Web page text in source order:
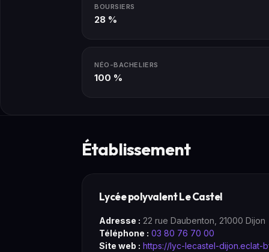
BOURSIERS
28 %
NÉO-BACHELIERS
100 %
Établissement
Lycée polyvalent Le Castel
Adresse : 22 rue Daubenton, 21000 Dijon
Téléphone : 03 80 76 70 00
Site web : https://lyc-lecastel-dijon.eclat-